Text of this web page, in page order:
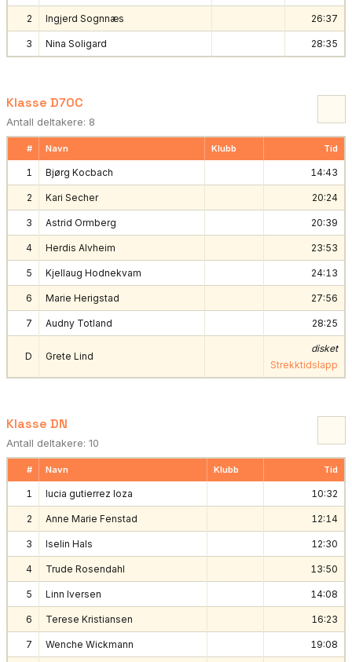
2 Ingjerd Sognnæs 26:37
3 Nina Soligard 28:35
Klasse D70C
Antall deltakere: 8
# Navn Klubb Tid
1 Bjørg Kocbach 14:43
2 Kari Secher 20:24
3 Astrid Ormberg 20:39
4 Herdis Alvheim 23:53
5 Kjellaug Hodnekvam 24:13
6 Marie Herigstad 27:56
7 Audny Totland 28:25
D Grete Lind
disket
Strekktidslapp
Klasse DN
Antall deltakere: 10
# Navn Klubb Tid
1 lucia gutierrez loza 10:32
2 Anne Marie Fenstad 12:14
3 Iselin Hals 12:30
4 Trude Rosendahl 13:50
5 Linn Iversen 14:08
6 Terese Kristiansen 16:23
7 Wenche Wickmann 19:08